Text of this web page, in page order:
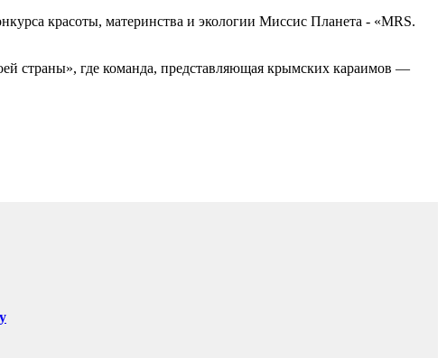
красоты, материнства и экологии Миссис Планета - «MRS.
страны», где команда, представляющая крымских караимов —